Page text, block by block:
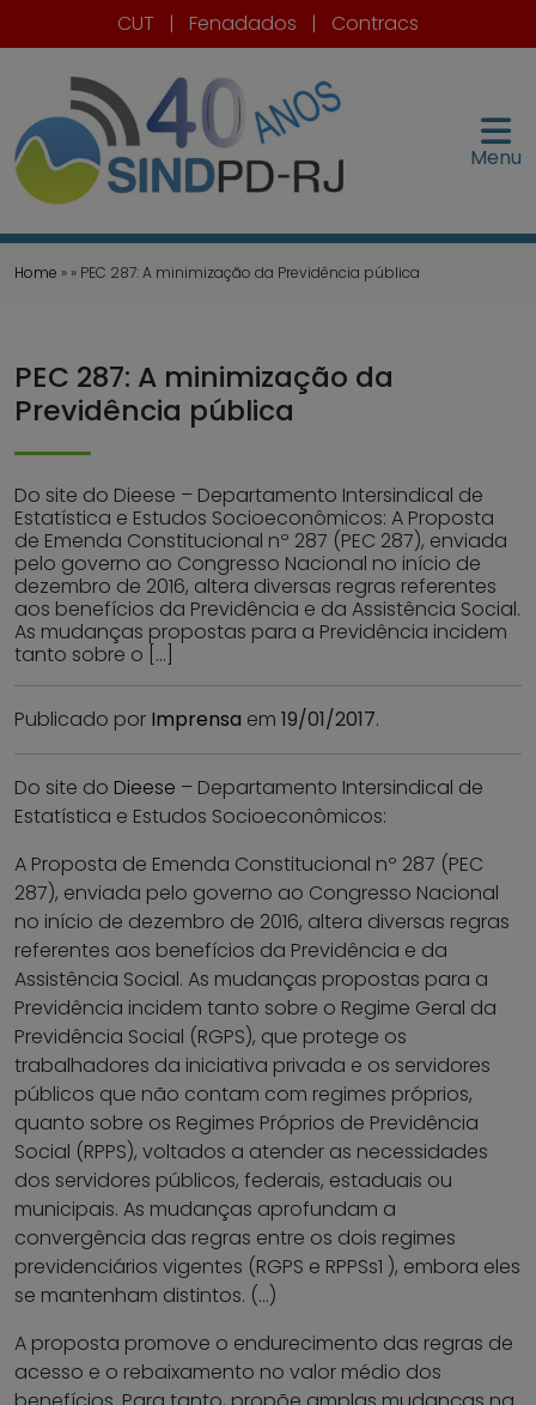
CUT | Fenadados | Contracs
Menu
Home » » PEC 287: A minimização da Previdência pública
PEC 287: A minimização da
Previdência pública
Do site do Dieese – Departamento Intersindical de
Estatística e Estudos Socioeconômicos: A Proposta
de Emenda Constitucional nº 287 (PEC 287), enviada
pelo governo ao Congresso Nacional no início de
dezembro de 2016, altera diversas regras referentes
aos benefícios da Previdência e da Assistência Social.
As mudanças propostas para a Previdência incidem
tanto sobre o […]
Publicado por Imprensa em 19/01/2017.
Do site do Dieese – Departamento Intersindical de
Estatística e Estudos Socioeconômicos:
A Proposta de Emenda Constitucional nº 287 (PEC
287), enviada pelo governo ao Congresso Nacional
no início de dezembro de 2016, altera diversas regras
referentes aos benefícios da Previdência e da
Assistência Social. As mudanças propostas para a
Previdência incidem tanto sobre o Regime Geral da
Previdência Social (RGPS), que protege os
trabalhadores da iniciativa privada e os servidores
públicos que não contam com regimes próprios,
quanto sobre os Regimes Próprios de Previdência
Social (RPPS), voltados a atender as necessidades
dos servidores públicos, federais, estaduais ou
municipais. As mudanças aprofundam a
convergência das regras entre os dois regimes
previdenciários vigentes (RGPS e RPPSs1 ), embora eles
se mantenham distintos. (…)
A proposta promove o endurecimento das regras de
acesso e o rebaixamento no valor médio dos